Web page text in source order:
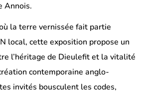
Annois.
la terre vernissée fait partie
local, cette exposition propose un
l’héritage de Dieulefit et la vitalité
contemporaine anglo-
invités bousculent les codes,